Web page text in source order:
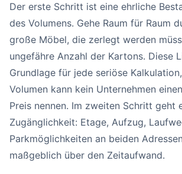
Der erste Schritt ist eine ehrliche
des Volumens. Gehe Raum für Raum
große Möbel, die zerlegt werden
ungefähre Anzahl der Kartons. Diese
Grundlage für jede seriöse
Volumen kann kein Unternehmen
Preis nennen. Im zweiten Schritt geht
Zugänglichkeit: Etage, Aufzug,
Parkmöglichkeiten an beiden
maßgeblich über den Zeitaufwand.